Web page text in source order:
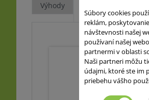
Výhody
vlastnosti
Súbory cookies
reklám,
návštevnosti našej
používaní našej
partnermi v oblasti
Naši partneri môžu
údajmi, ktoré ste im
priebehu vášho